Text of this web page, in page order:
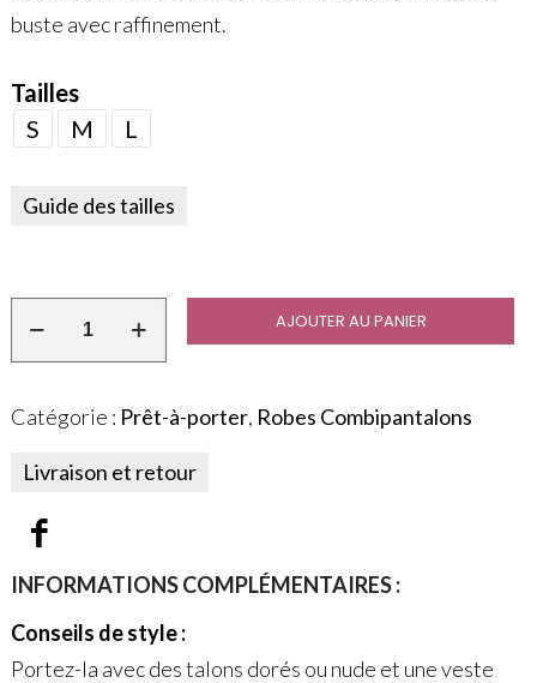
buste avec raffinement.
Tailles
S
M L
Guide des tailles
AJOUTER AU PANIER
Catégorie : Prêt-à-porter, Robes Combipantalons
Livraison et retour
INFORMATIONS COMPLÉMENTAIRES :
Conseils de style :
Portez-la avec des talons dorés ou nude et une veste